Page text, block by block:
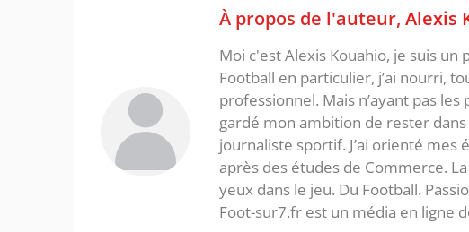
À propos de l'auteur, Alexis
Moi c'est Alexis Kouahio, je suis
Football en particulier, j’ai nourri,
professionnel. Mais n’ayant pas
gardé mon ambition de rester
journaliste sportif. J’ai orienté
après des études de Commerce.
yeux dans le jeu. Du Football.
Foot-sur7.fr est un média en ligne